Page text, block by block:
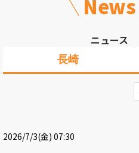
News
ニュース
長崎
2026/7/3(金) 07:30